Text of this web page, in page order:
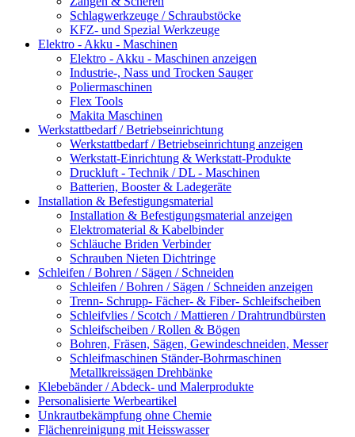
Schlagwerkzeuge / Schraubstöcke
KFZ- und Spezial Werkzeuge
Elektro - Akku - Maschinen
Elektro - Akku - Maschinen anzeigen
Industrie-, Nass und Trocken Sauger
Poliermaschinen
Flex Tools
Makita Maschinen
Werkstattbedarf / Betriebseinrichtung
Werkstattbedarf / Betriebseinrichtung anzeigen
Werkstatt-Einrichtung & Werkstatt-Produkte
Druckluft - Technik / DL - Maschinen
Batterien, Booster & Ladegeräte
Installation & Befestigungsmaterial
Installation & Befestigungsmaterial anzeigen
Elektromaterial & Kabelbinder
Schläuche Briden Verbinder
Schrauben Nieten Dichtringe
Schleifen / Bohren / Sägen / Schneiden
Schleifen / Bohren / Sägen / Schneiden anzeigen
Trenn- Schrupp- Fächer- & Fiber- Schleifscheiben
Schleifvlies / Scotch / Mattieren / Drahtrundbürsten
Schleifscheiben / Rollen & Bögen
Bohren, Fräsen, Sägen, Gewindeschneiden, Messer
Schleifmaschinen Ständer-Bohrmaschinen
Metallkreissägen Drehbänke
Klebebänder / Abdeck- und Malerprodukte
Personalisierte Werbeartikel
Unkrautbekämpfung ohne Chemie
Flächenreinigung mit Heisswasser